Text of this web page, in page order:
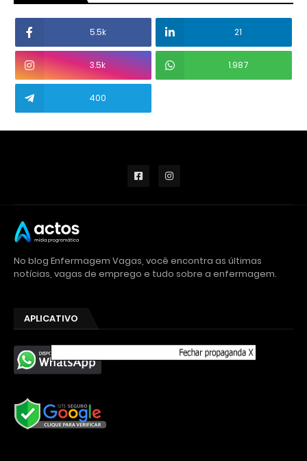
5.5k 21
3.5k 1.987
400
No blog Enfermagem Vagas, você encontra as últimas
notícias, vagas de emprego e tudo sobre a enfermagem.
APLICATIVO